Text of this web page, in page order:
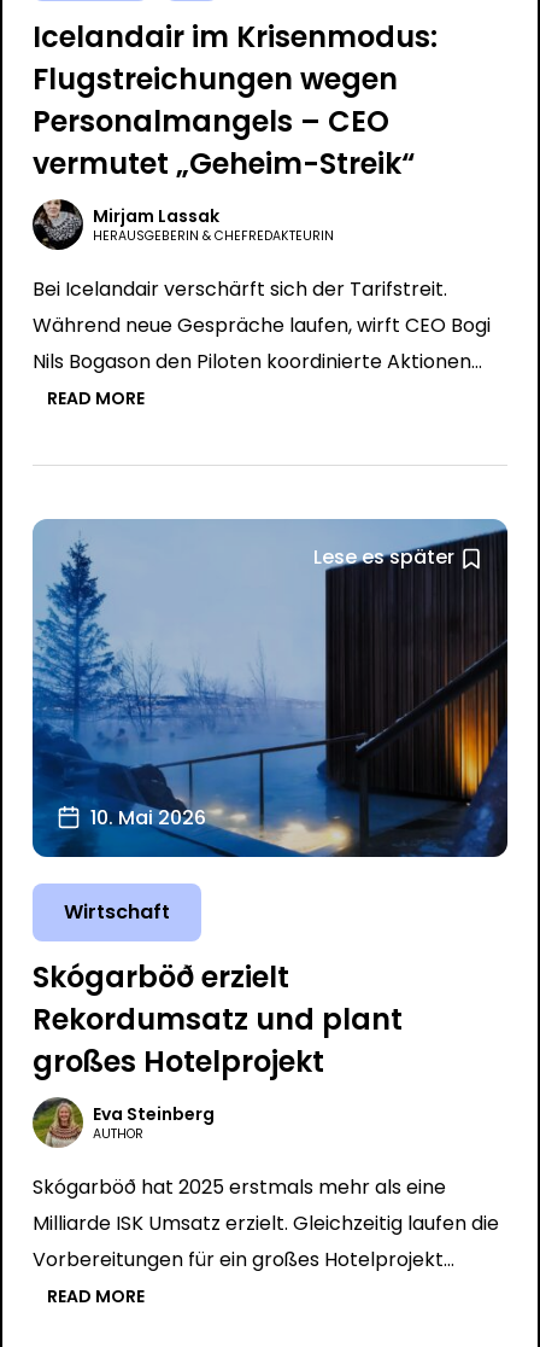
Icelandair im Krisenmodus:
Flugstreichungen wegen
Personalmangels – CEO
vermutet „Geheim-Streik“
Mirjam Lassak
HERAUSGEBERIN & CHEFREDAKTEURIN
Bei Icelandair verschärft sich der Tarifstreit.
Während neue Gespräche laufen, wirft CEO Bogi
Nils Bogason den Piloten koordinierte Aktionen…
READ MORE
Lese es später
10. Mai 2026
Wirtschaft
Skógarböð erzielt
Rekordumsatz und plant
großes Hotelprojekt
Eva Steinberg
AUTHOR
Skógarböð hat 2025 erstmals mehr als eine
Milliarde ISK Umsatz erzielt. Gleichzeitig laufen die
Vorbereitungen für ein großes Hotelprojekt…
READ MORE